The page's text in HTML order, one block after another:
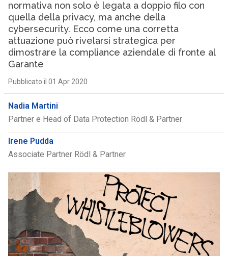
normativa non solo è legata a doppio filo con
quella della privacy, ma anche della
cybersecurity. Ecco come una corretta
attuazione può rivelarsi strategica per
dimostrare la compliance aziendale di fronte al
Garante
Pubblicato il 01 Apr 2020
Nadia Martini
Partner e Head of Data Protection Rödl & Partner
Irene Pudda
Associate Partner Rödl & Partner